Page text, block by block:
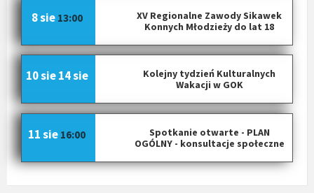
XV Regionalne Zawody Sikawek
Konnych Młodzieży do lat 18
8 sie 13:00
Kolejny tydzień Kulturalnych
Wakacji w GOK
10 sie 14 sie
Spotkanie otwarte - PLAN
OGÓLNY - konsultacje społeczne
11 sie 16:00